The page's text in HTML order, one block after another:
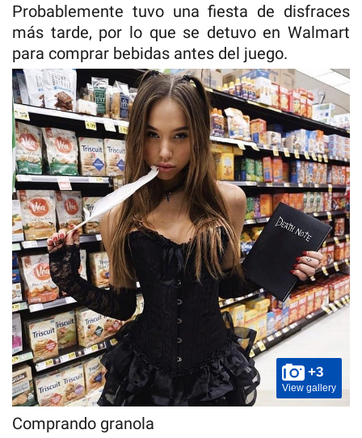
Probablemente tuvo una fiesta de disfraces
más tarde, por lo que se detuvo en Walmart
para comprar bebidas antes del juego.
+3
View gallery
Comprando granola